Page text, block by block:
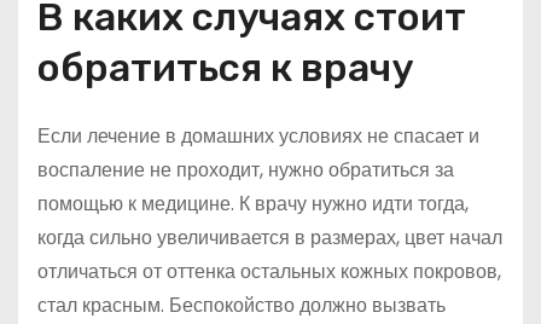
В каких случаях стоит
обратиться к врачу
Если лечение в домашних условиях не спасает и
воспаление не проходит, нужно обратиться за
помощью к медицине. К врачу нужно идти тогда,
когда сильно увеличивается в размерах, цвет начал
отличаться от оттенка остальных кожных покровов,
стал красным. Беспокойство должно вызвать